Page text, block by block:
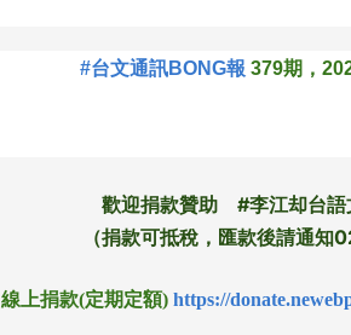
#台文通訊BONG報 379期，
歡迎捐款贊助 #李江却台
（捐款可抵稅，匯款後請通知
線上捐款(定期定額) https://